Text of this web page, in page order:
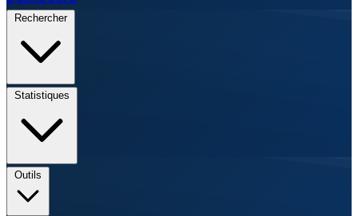
Rechercher
Statistiques
Outils